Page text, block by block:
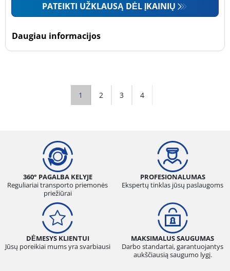
PATEIKTI UŽKLAUSĄ DĖL ĮKAINIŲ
Daugiau informacijos
1 2 3 4
360° PAGALBA KELYJE
Reguliariai transporto priemonės
priežiūrai
PROFESIONALUMAS
Ekspertų tinklas jūsų paslaugoms
DĖMESYS KLIENTUI
Jūsų poreikiai mums yra svarbiausi
MAKSIMALUS SAUGUMAS
Darbo standartai, garantuojantys
aukščiausią saugumo lygį.